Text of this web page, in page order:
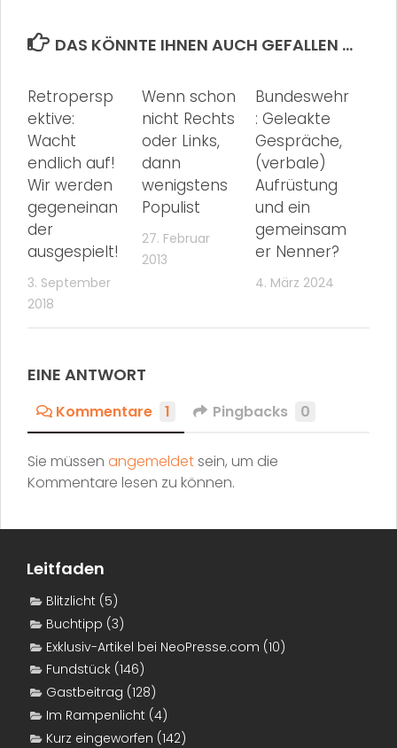
DAS KÖNNTE IHNEN AUCH GEFALLEN …
Retropersp
ektive:
Wacht
endlich auf!
Wir werden
gegeneinan
der
ausgespielt!
3. September
2018
Wenn schon
nicht Rechts
oder Links,
dann
wenigstens
Populist
27. Februar
2013
Bundeswehr
: Geleakte
Gespräche,
(verbale)
Aufrüstung
und ein
gemeinsam
er Nenner?
4. März 2024
EINE ANTWORT
Kommentare 1 Pingbacks 0
Sie müssen angemeldetsein, um die
Kommentare lesen zu können.
Leitfaden
Blitzlicht (5)
Buchtipp (3)
Exklusiv-Artikel bei NeoPresse.com (10)
Fundstück (146)
Gastbeitrag (128)
Im Rampenlicht (4)
Kurz eingeworfen (142)